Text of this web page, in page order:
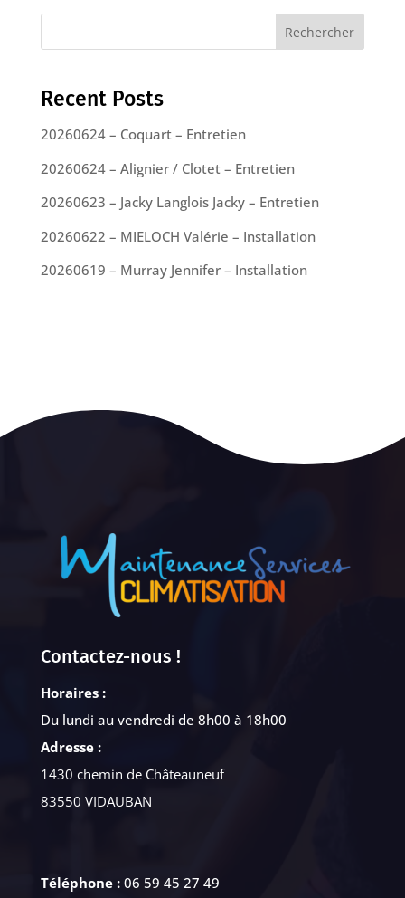
Rechercher
Recent Posts
20260624 – Coquart – Entretien
20260624 – Alignier / Clotet – Entretien
20260623 – Jacky Langlois Jacky – Entretien
20260622 – MIELOCH Valérie – Installation
20260619 – Murray Jennifer – Installation
Contactez-nous !
Horaires :
Du lundi au vendredi de 8h00 à 18h00
Adresse :
1430 chemin de Châteauneuf
83550 VIDAUBAN
Téléphone : 06 59 45 27 49